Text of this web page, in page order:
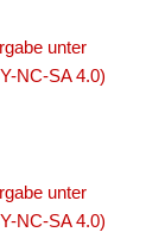
unter
NC-SA 4.0)
unter
NC-SA 4.0)